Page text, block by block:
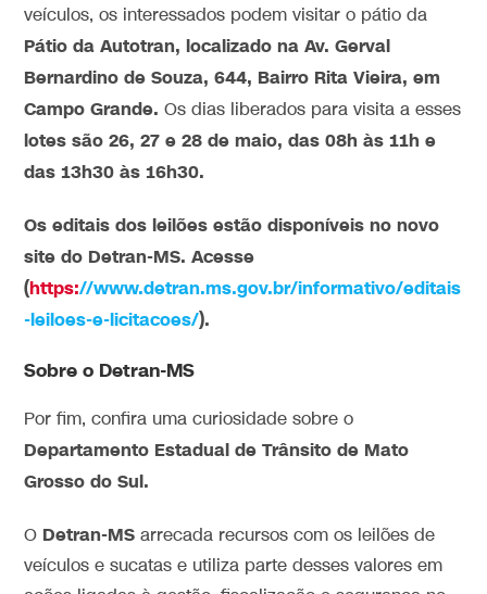
veículos, os interessados podem visitar o pátio da
Pátio da Autotran, localizado na Av. Gerval
Bernardino de Souza, 644, Bairro Rita Vieira, em
Campo Grande. Os dias liberados para visita a esses
lotes são 26, 27 e 28 de maio, das 08h às 11h e
das 13h30 às 16h30.
Os editais dos leilões estão disponíveis no novo
site do Detran-MS. Acesse
(https://www.detran.ms.gov.br/informativo/editais
-leiloes-e-licitacoes/).
Sobre o Detran-MS
Por fim, confira uma curiosidade sobre o
Departamento Estadual de Trânsito de Mato
Grosso do Sul.
O Detran-MS arrecada recursos com os leilões de
veículos e sucatas e utiliza parte desses valores em